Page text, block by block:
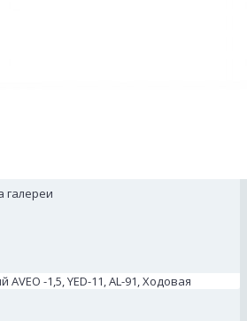
галереи
-1,5, YED-11, AL-91, Ходовая